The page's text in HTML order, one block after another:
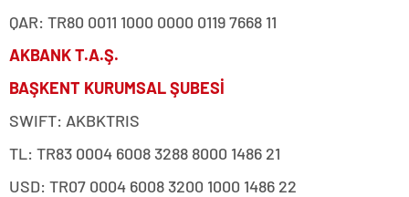
QAR: TR80 0011 1000 0000 0119 7668 11
AKBANK T.A.Ş.
BAŞKENT KURUMSAL ŞUBESİ
SWIFT: AKBKTRIS
TL: TR83 0004 6008 3288 8000 1486 21
USD: TR07 0004 6008 3200 1000 1486 22